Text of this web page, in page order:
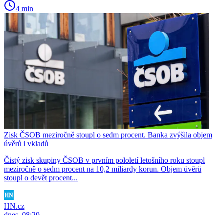
4 min
Zisk ČSOB meziročně stoupl o sedm procent. Banka zvýšila objem
úvěrů i vkladů
Čistý zisk skupiny ČSOB v prvním pololetí letošního roku stoupl
meziročně o sedm procent na 10,2 miliardy korun. Objem úvěrů
stoupl o devět procent...
HN.cz